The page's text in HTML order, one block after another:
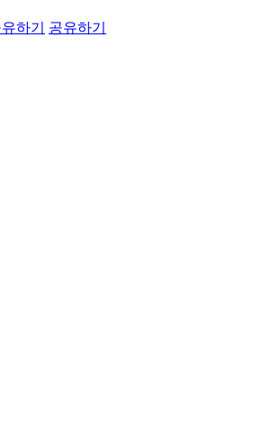
하기 공유하기